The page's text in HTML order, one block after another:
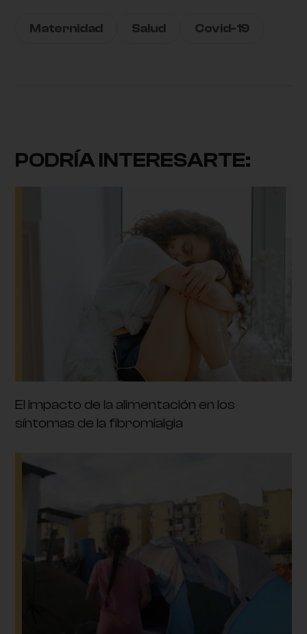
Maternidad Salud Covid-19
PODRÍA INTERESARTE:
El impacto de la alimentación en los
síntomas de la fibromialgia